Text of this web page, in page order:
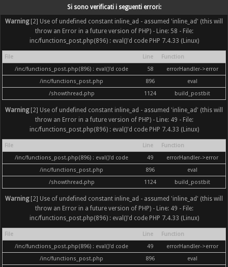
Si sono verificati i seguenti errori:
Warning[2] Use of undefined constant inline_ad - assumed 'inline_ad' (this will
throw an Error in a future version of PHP) - Line: 58 - File:
inc/functions_post.php(896) : eval()'d code PHP 7.4.33 (Linux)
File Line
Function
/inc/functions_post.php(896) : eval()'d code
58
errorHandler->error
/inc/functions_post.php
896
eval
/showthread.php
1124 build_postbit
Warning[2] Use of undefined constant inline_ad - assumed 'inline_ad' (this will
throw an Error in a future version of PHP) - Line: 49 - File:
inc/functions_post.php(896) : eval()'d code PHP 7.4.33 (Linux)
File Line
Function
/inc/functions_post.php(896) : eval()'d code
49
errorHandler->error
/inc/functions_post.php
896
eval
/showthread.php
1124 build_postbit
Warning[2] Use of undefined constant inline_ad - assumed 'inline_ad' (this will
throw an Error in a future version of PHP) - Line: 49 - File:
inc/functions_post.php(896) : eval()'d code PHP 7.4.33 (Linux)
File Line
Function
/inc/functions_post.php(896) : eval()'d code
49
errorHandler->error
/inc/functions_post.php
896
eval